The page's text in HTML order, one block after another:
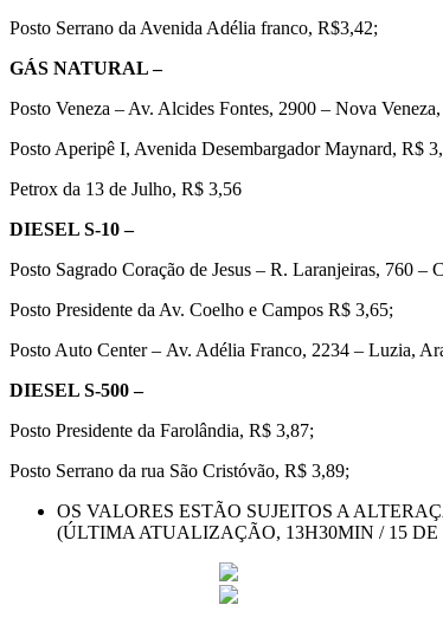
Posto Serrano da Avenida Adélia franco, R$3,42;
GÁS NATURAL –
Posto Veneza – Av. Alcides Fontes, 2900 – Nova
Posto Aperipê I, Avenida Desembargador Maynard, R$
Petrox da 13 de Julho, R$ 3,56
DIESEL S-10 –
Posto Sagrado Coração de Jesus – R. Laranjeiras, 760 –
Posto Presidente da Av. Coelho e Campos R$ 3,65;
Posto Auto Center – Av. Adélia Franco, 2234 – Luzia,
DIESEL S-500 –
Posto Presidente da Farolândia, R$ 3,87;
Posto Serrano da rua São Cristóvão, R$ 3,89;
OS VALORES ESTÃO SUJEITOS A
(ÚLTIMA ATUALIZAÇÃO, 13H30MIN / 15 DE